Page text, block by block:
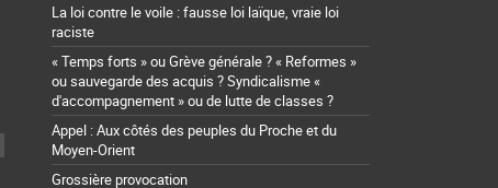
La loi contre le voile : fausse loi laïque, vraie loi
raciste
« Temps forts » ou Grève générale ? « Reformes »
ou sauvegarde des acquis ? Syndicalisme «
d'accompagnement » ou de lutte de classes ?
Appel : Aux côtés des peuples du Proche et du
Moyen-Orient
Grossière provocation